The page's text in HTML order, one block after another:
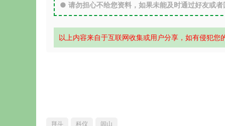
● 请勿担心不给您资料，如果未能及时通过好友或
以上内容来自于互联网收集或用户分享，如有侵犯
拜斗 科仪 闾山